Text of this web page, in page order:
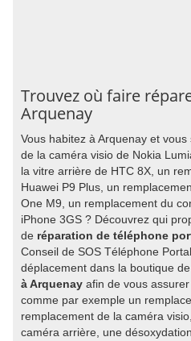
Trouvez où faire
Arquenay
Vous habitez à Arquenay et
de la caméra visio de Nokia
la vitre arrière de HTC 8X, un
Huawei P9 Plus, un
One M9, un remplacement du
iPhone 3GS ? Découvrez qui
de réparation de téléphone
Conseil de SOS Téléphone
déplacement dans la boutique de
à Arquenay afin de vous
comme par exemple un
remplacement de la caméra
caméra arrière, une